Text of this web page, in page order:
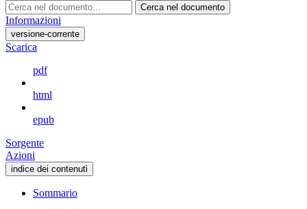
Cerca nel documento
Informazioni
versione-corrente
Scarica
pdf
html
epub
Sorgente
Azioni
indice dei contenuti
Sommario